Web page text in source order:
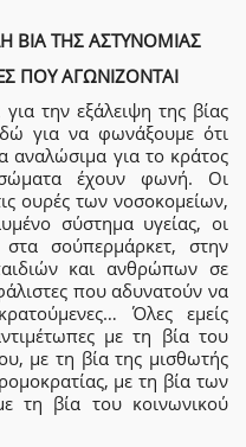
ΒΙΑ ΤΗΣ ΑΣΤΥΝΟΜΙΑΣ
ΠΟΥ ΑΓΩΝΙΖΟΝΤΑΙ
την εξάλειψη της βίας
για να φωνάξουμε ότι
αναλώσιμα για το κράτος
σώματα έχουν φωνή. Οι
ουρές των νοσοκομείων,
σύστημα υγείας, οι
στα σούπερμάρκετ, στην
και ανθρώπων σε
που αδυνατούν να
Όλες εμείς
με τη βία του
με τη βία της μισθωτής
με τη βία των
τη βία του κοινωνικού